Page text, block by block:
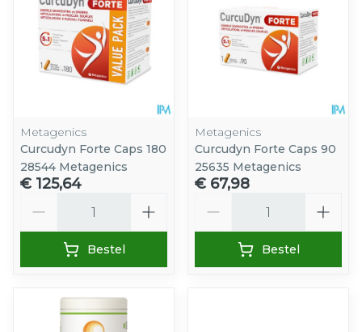
Metagenics
Curcudyn Forte Caps 180
28544 Metagenics
€ 125,64
Bestel
Metagenics
Curcudyn Forte Caps 90
25635 Metagenics
€ 67,98
Bestel